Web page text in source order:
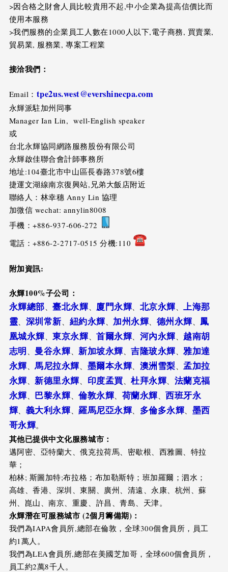
>因合格之財會人員比較貴用不起,中小企業為提高信價比而
使用本服務
>我們服務的企業員工人數在1000人以下,電子商務, 買賣業,
貿易業, 服務業, 專案工程業
接洽我們：
Email： tpe2us.west@evershinecpa.com
永輝派駐加州同事
Manager Ian Lin, well-English speaker
或
台北永輝協同網路服務股份有限公司
永輝啟佳聯合會計師事務所
地址:104臺北市中山區長春路378號6樓
捷運文湖線南京復興站,兄弟大飯店附近
聯絡人：林幸穗 Anny Lin 協理
加微信 wechat: annylin8008
手機：+886-937-606-272
電話：+886-2-2717-0515 分機:110
附加資訊:
永輝100%子公司：
永輝總部 、臺北永輝 廈門永輝 北京永輝
上海那
靈
深圳常新 紐約永輝 加州永輝 德州永輝
鳳
凰城永輝 、東京永輝 、首爾永輝 河內永輝
越南胡
志明
曼谷永輝 新加坡永輝 、吉隆玻永輝 、雅加達
永輝 、馬尼拉永輝 墨爾本永輝 澳洲雪梨
孟加拉
永輝
新德里永輝 印度孟買 、杜拜永輝
法蘭克福
永輝
巴黎永輝 、倫敦永輝 荷蘭永輝 、西班牙永
輝
義大利永輝 、羅馬尼亞永輝 多倫多永輝
墨西
哥永輝。
其他已提供中文化服務城市：
邁阿密、亞特蘭大、俄克拉荷馬、密歇根、西雅圖、特拉
華；
柏林; 斯圖加特;布拉格；布加勒斯特；班加羅爾；泗水；
高雄、香港、深圳、東關、廣州、清遠、永康、杭州、蘇
州、崑山、南京、重慶、許昌、青島、天津。
永輝潛在可服務城市 (2個月籌備期)：
我們為IAPA會員所,總部在倫敦，全球300個會員所，員工
約1萬人。
我們為LEA會員所,總部在美國芝加哥，全球600個會員所，
員工約2萬8千人。